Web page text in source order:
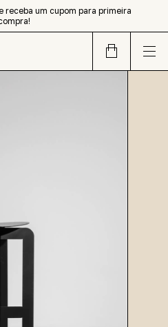
um cupom para primeira